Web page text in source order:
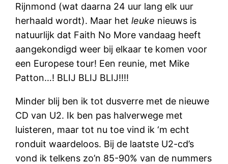
Rijnmond (wat daarna 24 uur lang elk uur
herhaald wordt). Maar hetleuke nieuws is
natuurlijk dat Faith No More vandaag heeft
aangekondigd weer bij elkaar te komen voor
een Europese tour! Een reunie, met Mike
Patton…! BLIJ BLIJ BLIJ!!!!
Minder blij ben ik tot dusverre met de nieuwe
CD van U2. Ik ben pas halverwege met
luisteren, maar tot nu toe vind ik ‘m echt
ronduit waardeloos. Bij de laatste U2-cd’s
vond ik telkens zo’n 85-90% van de nummers